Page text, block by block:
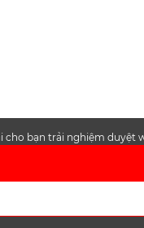
cho bạn trải nghiệm